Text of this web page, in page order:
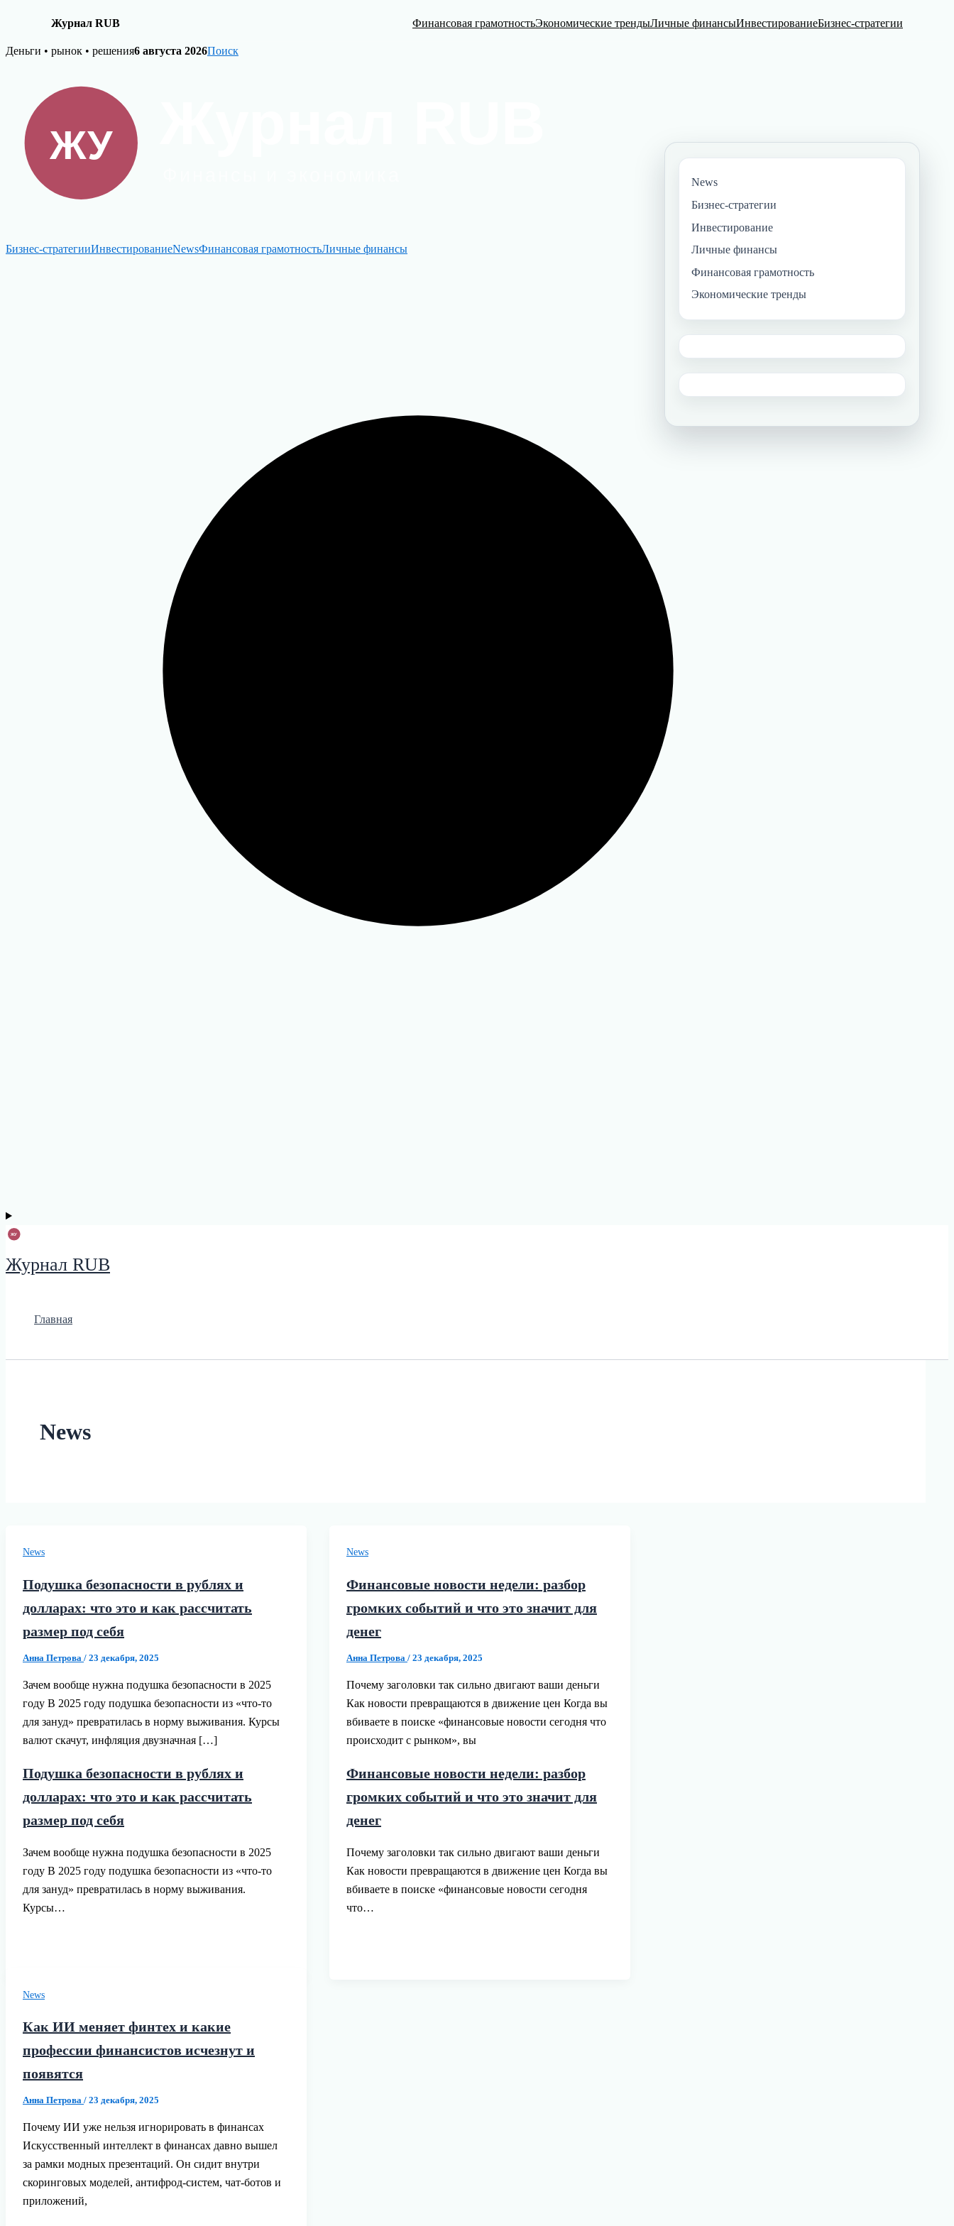
Журнал RUB Финансовая грамотностьЭкономические трендыЛичные финансыИнвестированиеБизнес-стратегии
Skip
Деньги • рынок • решения6 августа 2026Поиск
Бизнес-стратегииИнвестированиеNewsФинансовая грамотностьЛичные финансы
Журнал RUB
Главная
News
News
Подушка безопасности в рублях и
долларах: что это и как рассчитать
размер под себя
Анна Петрова / 23 декабря, 2025
Зачем вообще нужна подушка безопасности в 2025
году В 2025 году подушка безопасности из «что‑то
для зануд» превратилась в норму выживания. Курсы
валют скачут, инфляция двузначная […]
Подушка безопасности в рублях и
долларах: что это и как рассчитать
размер под себя
Зачем вообще нужна подушка безопасности в 2025
году В 2025 году подушка безопасности из «что‑то
для зануд» превратилась в норму выживания.
Курсы…
News
Финансовые новости недели: разбор
громких событий и что это значит для
денег
Анна Петрова / 23 декабря, 2025
Почему заголовки так сильно двигают ваши деньги
Как новости превращаются в движение цен Когда вы
вбиваете в поиске «финансовые новости сегодня что
происходит с рынком», вы
Финансовые новости недели: разбор
громких событий и что это значит для
денег
Почему заголовки так сильно двигают ваши деньги
Как новости превращаются в движение цен Когда вы
вбиваете в поиске «финансовые новости сегодня
что…
News
Как ИИ меняет финтех и какие
профессии финансистов исчезнут и
появятся
Анна Петрова / 23 декабря, 2025
Почему ИИ уже нельзя игнорировать в финансах
Искусственный интеллект в финансах давно вышел
за рамки модных презентаций. Он сидит внутри
скоринговых моделей, антифрод-систем, чат-ботов и
приложений,
News
Бизнес-стратегии
Инвестирование
Личные финансы
Финансовая грамотность
Экономические тренды